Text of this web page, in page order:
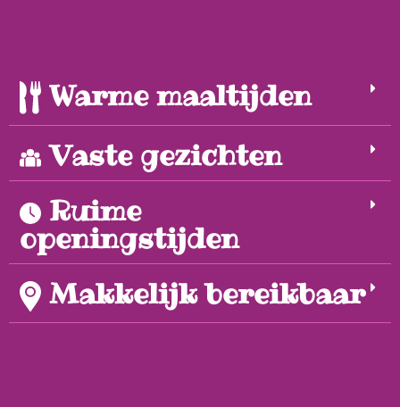
Warme maaltijden
Vaste gezichten
Ruime
openingstijden
Makkelijk bereikbaar